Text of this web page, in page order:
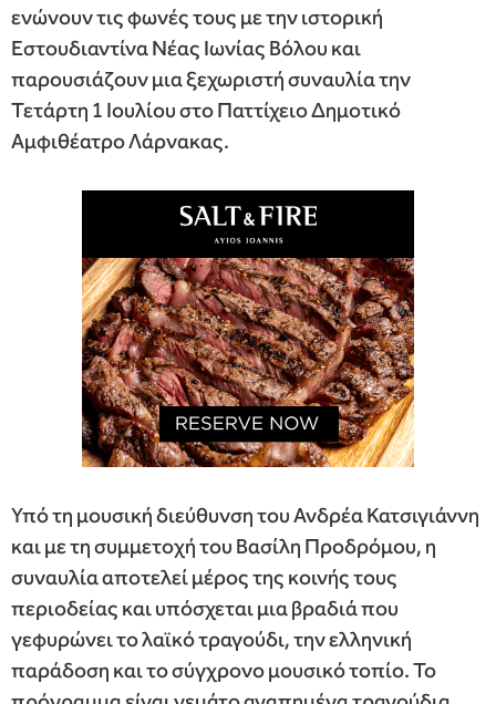
ενώνουν τις φωνές τους με την ιστορική
Εστουδιαντίνα Νέας Ιωνίας Βόλου και
παρουσιάζουν μια ξεχωριστή συναυλία την
Τετάρτη 1 Ιουλίου στο Παττίχειο Δημοτικό
Αμφιθέατρο Λάρνακας.
Υπό τη μουσική διεύθυνση του Ανδρέα Κατσιγιάννη
και με τη συμμετοχή του Βασίλη Προδρόμου, η
συναυλία αποτελεί μέρος της κοινής τους
περιοδείας και υπόσχεται μια βραδιά που
γεφυρώνει το λαϊκό τραγούδι, την ελληνική
παράδοση και το σύγχρονο μουσικό τοπίο. Το